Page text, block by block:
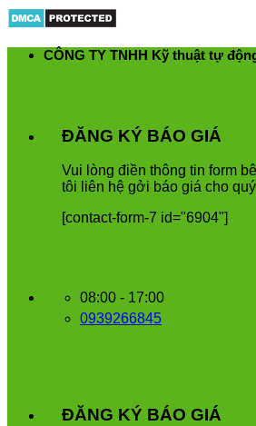
content
CÔNG TY TNHH Kỹ thuật tự
ĐĂNG KÝ BÁO GIÁ
Vui òng điền thông tin form bê
tôi liên hệ gởi báo giá cho quý
[contact-form-7 id="6904"]
08:00 - 17:00
0939266845
ĐĂNG KÝ BÁO GIÁ